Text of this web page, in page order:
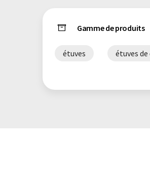
Gamme de produits
étuves étuves